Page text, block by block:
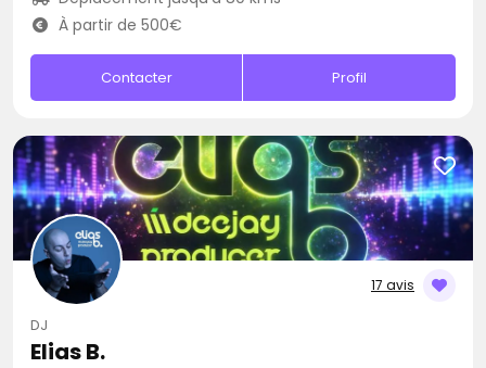
À partir de 500€
Contacter Profil
17 avis
DJ
Elias B.